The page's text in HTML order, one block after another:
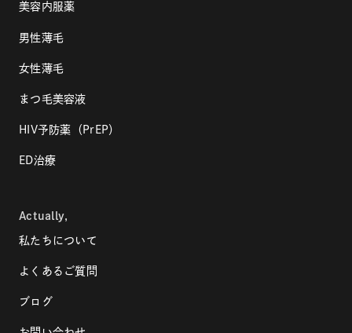
美容内服薬
男性薄毛
女性薄毛
まつ毛美容液
HIV予防薬（PrEP）
ED治療
Actually,
私たちについて
よくあるご質問
ブログ